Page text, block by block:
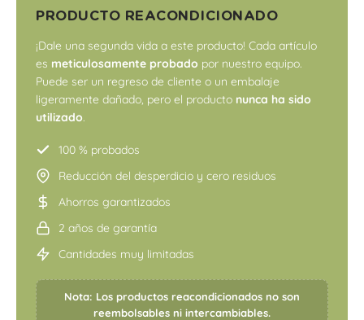
PRODUCTO REACONDICIONADO
¡Dale una segunda vida a este producto! Cada artículo
es meticulosamente probado por nuestro equipo.
Puede ser un regreso de cliente o un embalaje
ligeramente dañado, pero el producto nunca ha sido
utilizado.
100 % probados
Reducción del desperdicio y cero residuos
Ahorros garantizados
2 años de garantía
Cantidades muy limitadas
Nota: Los productos reacondicionados no son
reembolsables ni intercambiables.